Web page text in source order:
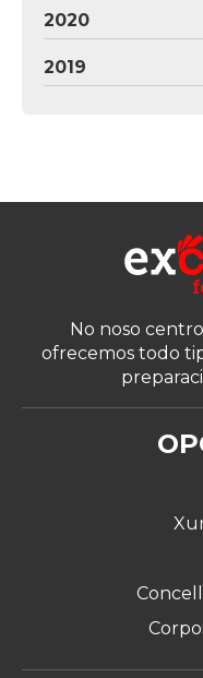
2020
2019
No noso
ofrecemos todo